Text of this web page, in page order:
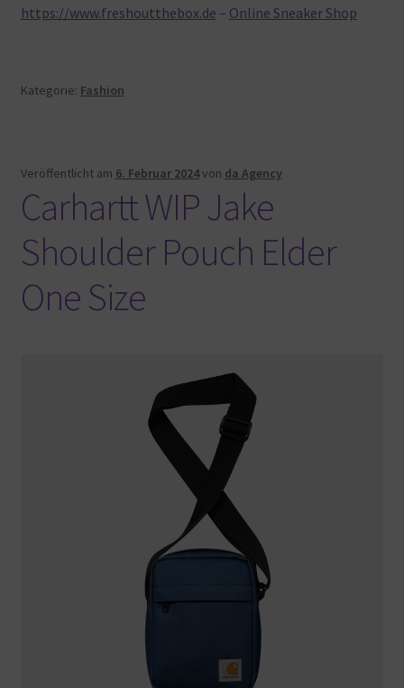
https://www.freshoutthebox.de – Online Sneaker Shop
Kategorie: Fashion
Veröffentlicht am 6. Februar 2024von da Agency
Carhartt WIP Jake
Shoulder Pouch Elder
One Size